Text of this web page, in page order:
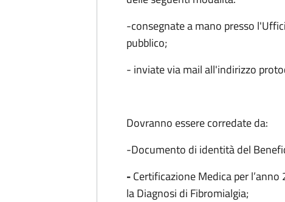
-consegnate a mano presso
pubblico;
- inviate via mail all'indirizzo
Dovranno essere corredate da:
-Documento di identità del
-Certificazione Medica per
la Diagnosi di Fibromialgia;